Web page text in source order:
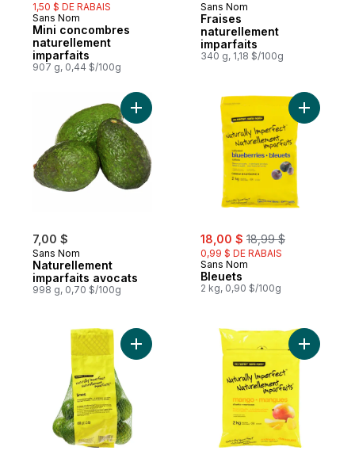
1,50 $ DE RABAIS
Sans Nom
Mini concombres
naturellement
imparfaits
907 g, 0,44 $/100g
Sans Nom
Fraises
naturellement
imparfaits
340 g, 1,18 $/100g
7,00 $
Sans Nom
Naturellement
imparfaits avocats
998 g, 0,70 $/100g
Ajouter Naturellement imparfaits avocats
sale:
18,00 $ , formerly:
18,99 $
0,99 $ DE RABAIS
Sans Nom
Bleuets
2 kg, 0,90 $/100g
Ajouter
Ajouter Limes Naturellement imparfaites
Ajouter